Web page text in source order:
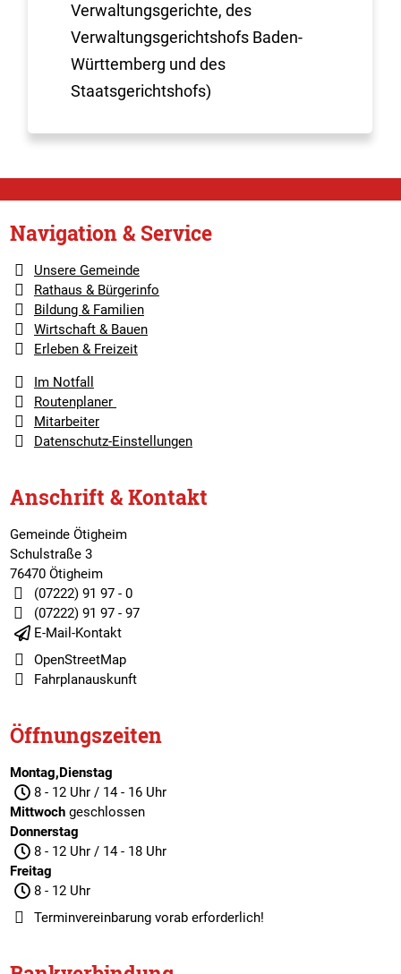
Verwaltungsgerichte, des
Verwaltungsgerichtshofs Baden-
Württemberg und des
Staatsgerichtshofs)
Navigation & Service
Unsere Gemeinde
Rathaus & Bürgerinfo
Bildung & Familien
Wirtschaft & Bauen
Erleben & Freizeit
Im Notfall
Routenplaner
Mitarbeiter
Datenschutz-Einstellungen
Anschrift & Kontakt
Gemeinde Ötigheim
Schulstraße 3
76470 Ötigheim
(07222) 91 97 - 0
(07222) 91 97 - 97
E-Mail-Kontakt
OpenStreetMap
Fahrplanauskunft
Öffnungszeiten
Montag,Dienstag
8 - 12 Uhr / 14 - 16 Uhr
Mittwochgeschlossen
Donnerstag
8 - 12 Uhr / 14 - 18 Uhr
Freitag
8 - 12 Uhr
Terminvereinbarungvorab erforderlich!